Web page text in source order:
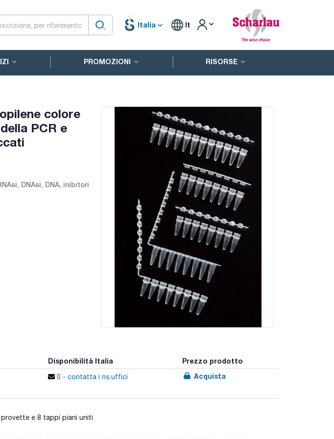
Italia It
PROMOZIONI RISORSE
colore
PCR e
DNAsi, DNA, inibitori
Disponibilità Italia Prezzo prodotto
0 - contatta i ns.uffici Acquista
e 8 tappi piani uniti